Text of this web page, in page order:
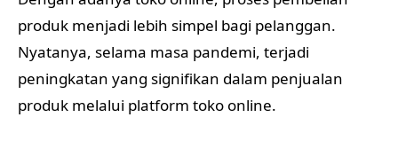
produk menjadi lebih simpel bagi pelanggan.
Nyatanya, selama masa pandemi, terjadi
peningkatan yang signifikan dalam penjualan
produk melalui platform toko online.